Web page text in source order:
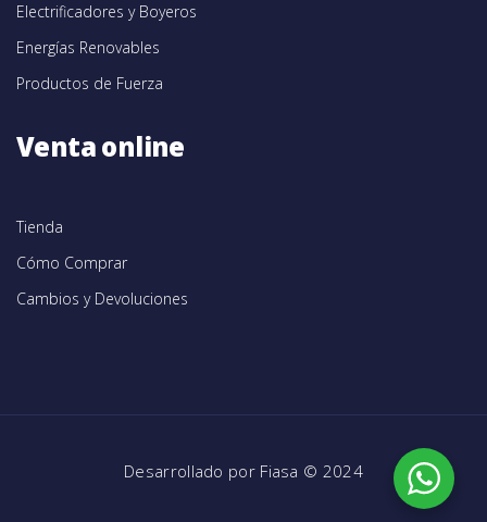
Electrificadores y Boyeros
Energías Renovables
Productos de Fuerza
Venta online
Tienda
Cómo Comprar
Cambios y Devoluciones
Desarrollado por Fiasa © 2024